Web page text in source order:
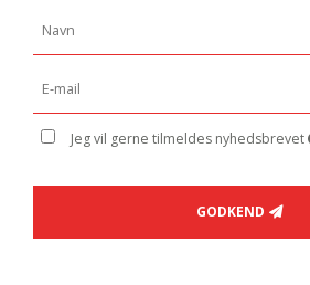
Jeg vil gerne tilmeldes nyhedsbrevet
GODKEND